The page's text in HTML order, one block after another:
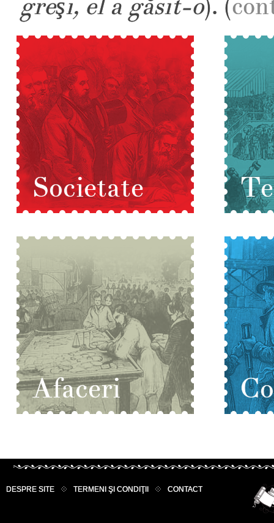
Societate
Afaceri
DESPRE SITE TERMENI ŞI CONDIŢII CONTACT